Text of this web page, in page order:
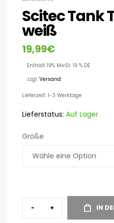
Scitec Tank
weiß
19,99€
Enthält 19% MwSt. 19 % DE
zzgl. Versand
Lieferzeit: 1-3 Werktage
Lieferstatus: Auf Lager
Größe
- + IN